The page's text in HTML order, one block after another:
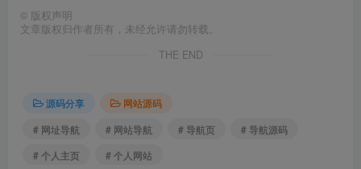
© 版权声明
文章版权归作者所有，未经允许请勿转载。
THE END
源码分享
网站源码
# 网址导航
# 网站导航 # 导航页
# 导航源码
# 个人主页
# 个人网站